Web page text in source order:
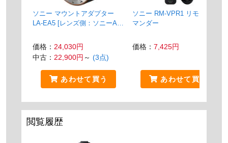
ソニー マウントアダプター
LA-EA5 [レンズ側：ソニーA
価格： 24,030円
中古： 22,900円 ～ (3点)
あわせて買う
ソニー RM-VPR1 リモートコ
マンダー
価格： 7,425円
あわせて買う
閲覧履歴